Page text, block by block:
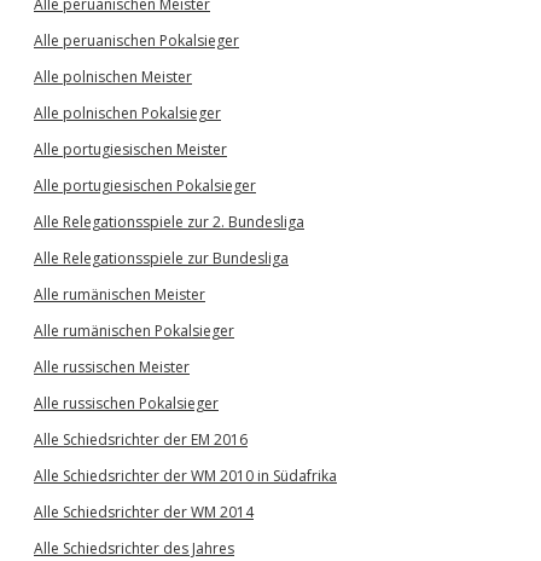
Alle peruanischen Meister
Alle peruanischen Pokalsieger
Alle polnischen Meister
Alle polnischen Pokalsieger
Alle portugiesischen Meister
Alle portugiesischen Pokalsieger
Alle Relegationsspiele zur 2. Bundesliga
Alle Relegationsspiele zur Bundesliga
Alle rumänischen Meister
Alle rumänischen Pokalsieger
Alle russischen Meister
Alle russischen Pokalsieger
Alle Schiedsrichter der EM 2016
Alle Schiedsrichter der WM 2010 in Südafrika
Alle Schiedsrichter der WM 2014
Alle Schiedsrichter des Jahres